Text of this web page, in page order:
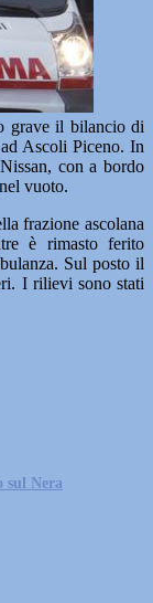
grave il bilancio di
Ascoli Piceno. In
con a bordo
vuoto.
frazione ascolana
è rimasto ferito
Sul posto il
I rilievi sono stati
sul Nera